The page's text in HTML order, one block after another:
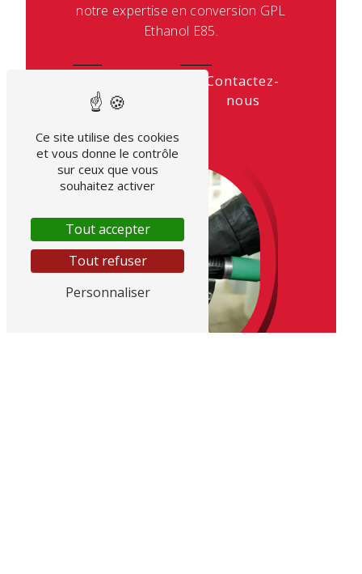
notre expertise en conversion GPL
Ethanol E85.
plus
Contactez-
nous
Ce site utilise des cookies
et vous donne le contrôle
sur ceux que vous
souhaitez activer
Tout accepter
Tout refuser
Personnaliser